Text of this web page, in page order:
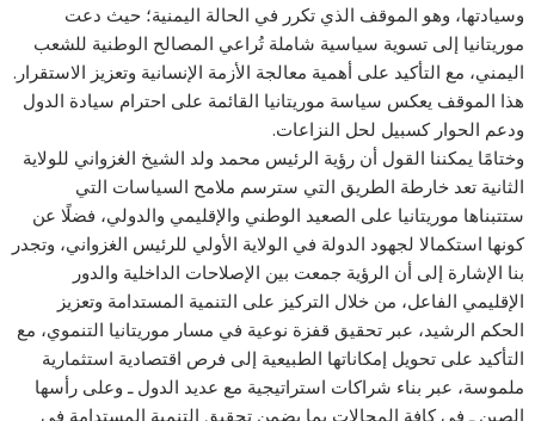
وسيادتها، وهو الموقف الذي تكرر في الحالة اليمنية؛ حيث دعت
موريتانيا إلى تسوية سياسية شاملة تُراعي المصالح الوطنية للشعب
اليمني، مع التأكيد على أهمية معالجة الأزمة الإنسانية وتعزيز الاستقرار.
هذا الموقف يعكس سياسة موريتانيا القائمة على احترام سيادة الدول
ودعم الحوار كسبيل لحل النزاعات.
وختامًا يمكننا القول أن رؤية الرئيس محمد ولد الشيخ الغزواني للولاية
الثانية تعد خارطة الطريق التي سترسم ملامح السياسات التي
ستتبناها موريتانيا على الصعيد الوطني والإقليمي والدولي، فضلًا عن
كونها استكمالا لجهود الدولة في الولاية الأولي للرئيس الغزواني، وتجدر
بنا الإشارة إلى أن الرؤية جمعت بين الإصلاحات الداخلية والدور
الإقليمي الفاعل، من خلال التركيز على التنمية المستدامة وتعزيز
الحكم الرشيد، عبر تحقيق قفزة نوعية في مسار موريتانيا التنموي، مع
التأكيد على تحويل إمكاناتها الطبيعية إلى فرص اقتصادية استثمارية
ملموسة، عبر بناء شراكات استراتيجية مع عديد الدول ـ وعلى رأسها
الصين ـ في كافة المجالات بما يضمن تحقيق التنمية المستدامة في